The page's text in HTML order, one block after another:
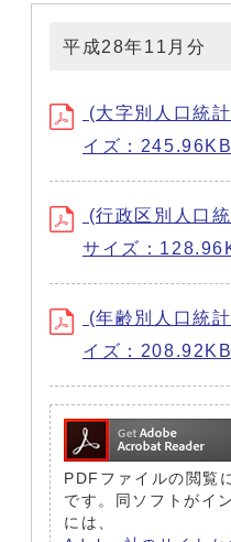
平成28年11月分
(大字別人口統
イズ：
(行政区別人口
サイズ：
(年齢別人口統
イズ：
PDFファイルの閲
です。同ソフトがイ
には、